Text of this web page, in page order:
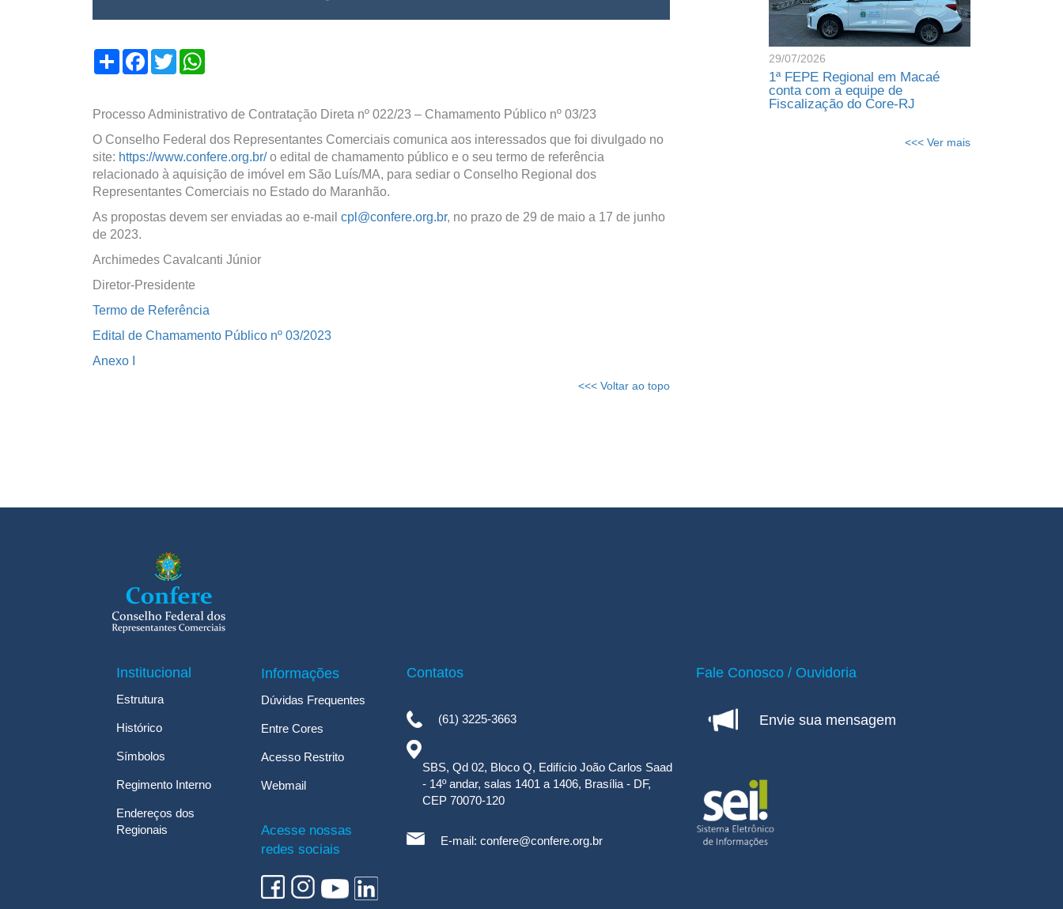
Compartilhar
Facebook
Twitter
Processo Administrativo de Contratação Direta nº 022/23 – Chamamento Público nº 03/23
O Conselho Federal dos Representantes Comerciais comunica aos interessados que foi divulgado no
site: https://www.confere.org.br/o edital de chamamento público e o seu termo de referência
relacionado à aquisição de imóvel em São Luís/MA, para sediar o Conselho Regional dos
Representantes Comerciais no Estado do Maranhão.
As propostas devem ser enviadas ao e-mail cpl@confere.org.br, no prazo de 29 de maio a 17 de junho
de 2023.
Archimedes Cavalcanti Júnior
Diretor-Presidente
Termo de Referência
Edital de Chamamento Público nº 03/2023
Anexo I
<<< Voltar ao topo
29/07/2026
1ª FEPE Regional em Macaé
conta com a equipe de
Fiscalização do Core-RJ
<<< Ver mais
Institucional
Estrutura
Histórico
Símbolos
Regimento Interno
Endereços dos
Regionais
Informações
Dúvidas Frequentes
Entre Cores
Acesso Restrito
Webmail
Acesse nossas
redes sociais
Contatos
(61) 3225-3663
SBS, Qd 02, Bloco Q, Edifício João Carlos Saad
- 14º andar, salas 1401 a 1406, Brasília - DF,
CEP 70070-120
E-mail: confere@confere.org.br
Fale Conosco / Ouvidoria
Envie sua mensagem